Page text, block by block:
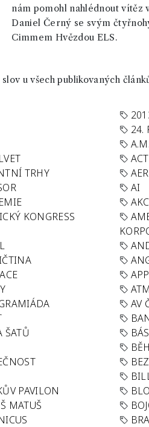
nám pomohl nahlédnout vítěz
Daniel Černý se svým
Cimmem Hvězdou ELS.
u všech publikovaných
24.
TRHY
AI
KONGRESS
AV
ŠATŮ
PAVILON
MATUŠ